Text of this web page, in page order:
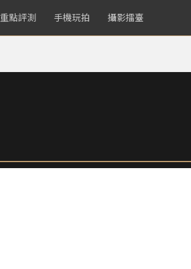
重點評測 手機玩拍 攝影擂臺